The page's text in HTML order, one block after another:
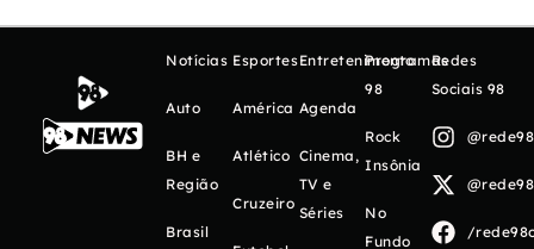
Notícias
Auto
BH e
Região
Brasil
Esportes
América
Atlético
Cruzeiro
Entretenimento
Agenda
Cinema,
TV e
Séries
Programas
98
Rock
Insônia
No
Fundo
Redes
Sociais 98
/